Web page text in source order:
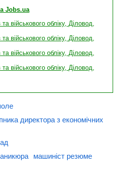
Jobs.ua
військового обліку, Діловод,
військового обліку, Діловод,
військового обліку, Діловод,
військового обліку, Діловод,
директора з економічних
машиніст резюме